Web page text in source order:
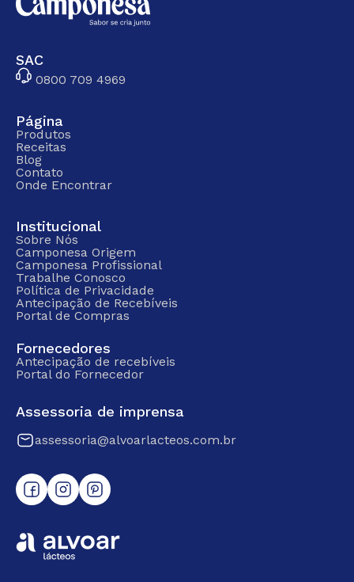
SAC
0800 709 4969
Página
Produtos
Receitas
Blog
Contato
Onde Encontrar
Institucional
Sobre Nós
Camponesa Origem
Camponesa Profissional
Trabalhe Conosco
Política de Privacidade
Antecipação de Recebíveis
Portal de Compras
Fornecedores
Antecipação de recebíveis
Portal do Fornecedor
Assessoria de imprensa
assessoria@alvoarlacteos.com.br